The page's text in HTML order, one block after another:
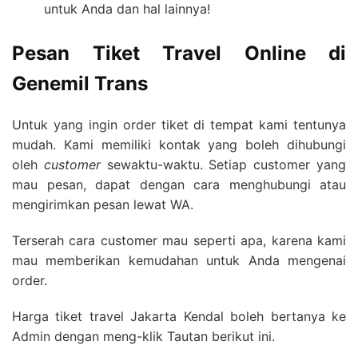
untuk Anda dan hal lainnya!
Pesan Tiket Travel Online di
Genemil Trans
Untuk yang ingin order tiket di tempat kami tentunya
mudah. Kami memiliki kontak yang boleh dihubungi
oleh customersewaktu-waktu. Setiap customer yang
mau pesan, dapat dengan cara menghubungi atau
mengirimkan pesan lewat WA.
Terserah cara customer mau seperti apa, karena kami
mau memberikan kemudahan untuk Anda mengenai
order.
Harga tiket travel Jakarta Kendal boleh bertanya ke
Admin dengan meng-klik Tautan berikut ini.